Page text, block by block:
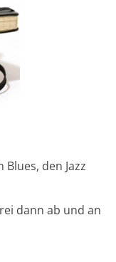
den Jazz
dann ab und an